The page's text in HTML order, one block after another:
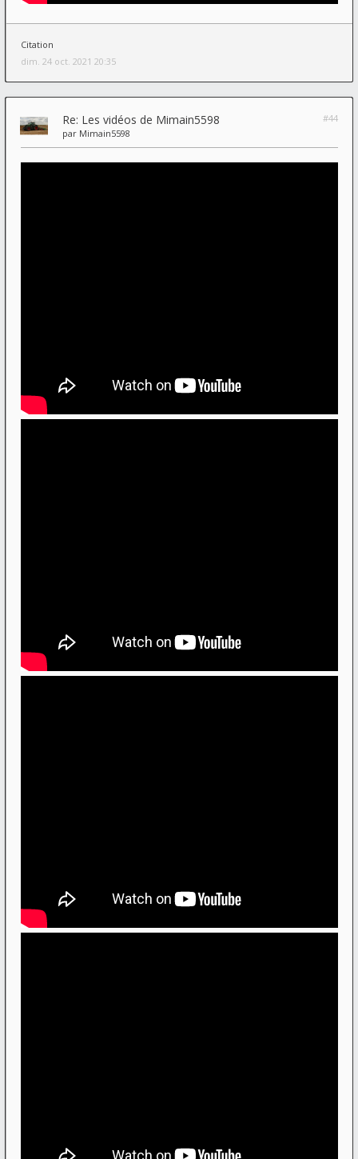
Citation
dim. 24 oct. 2021 20:35
Re: Les vidéos de Mimain5598
#44
par Mimain5598